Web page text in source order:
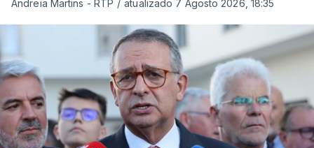
Andreia Martins - RTP / atualizado 7 Agosto 2026, 18:35